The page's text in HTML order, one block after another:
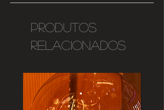
90lms
75mm x 45mm
Produtos
relacionados